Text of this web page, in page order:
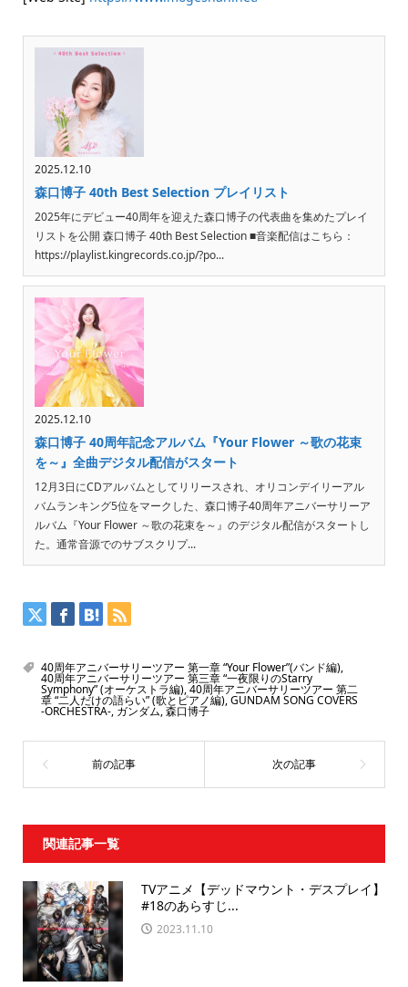
2025.12.10
森口博子 40th Best Selection プレイリスト
2025年にデビュー40周年を迎えた森口博子の代表曲を集めたプレイ
リストを公開 森口博子 40th Best Selection ■音楽配信はこちら：
https://playlist.kingrecords.co.jp/?po...
2025.12.10
森口博子 40周年記念アルバム『Your Flower ～歌の花束
を～』全曲デジタル配信がスタート
12月3日にCDアルバムとしてリリースされ、オリコンデイリーアル
バムランキング5位をマークした、森口博子40周年アニバーサリーア
ルバム『Your Flower ～歌の花束を～』のデジタル配信がスタートし
た。通常音源でのサブスクリプ...
40周年アニバーサリーツアー 第一章 “Your Flower”(バンド編),
40周年アニバーサリーツアー 第三章 “一夜限りのStarry
Symphony” (オーケストラ編),40周年アニバーサリーツアー 第二
章 “二人だけの語らい” (歌とピアノ編),GUNDAM SONG COVERS
-ORCHESTRA-,ガンダム,森口博子
関連記事一覧
TVアニメ【デッドマウント・デスプレイ】
#18のあらすじ...
2023.11.10